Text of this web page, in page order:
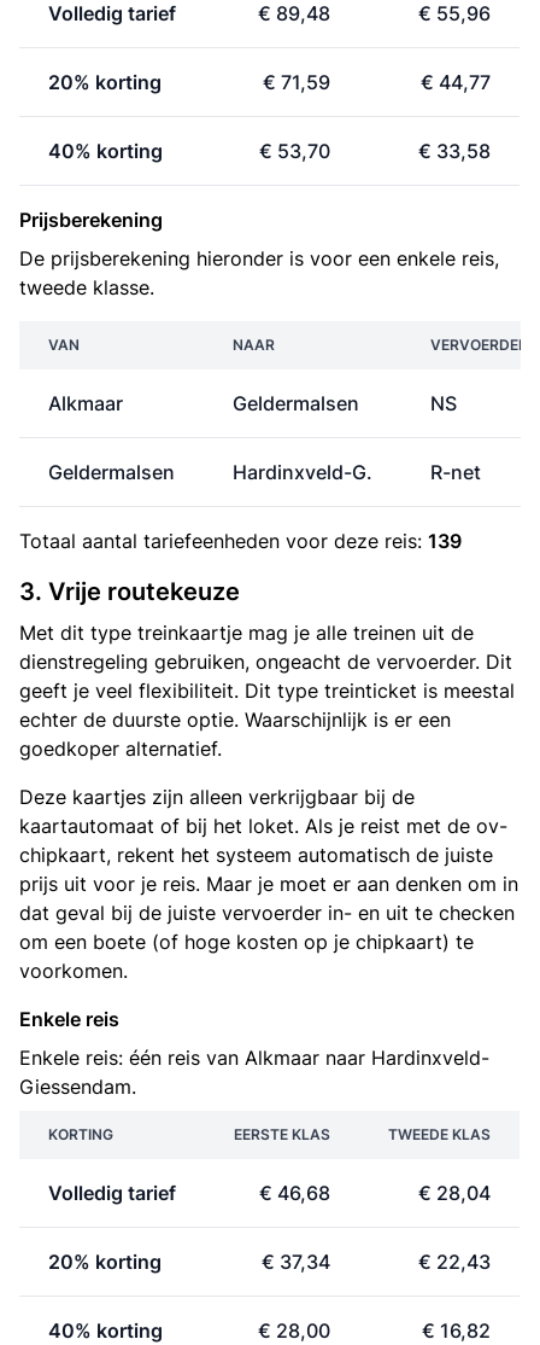
Volledig tarief € 89,48 € 55,96
20% korting € 71,59 € 44,77
40% korting € 53,70 € 33,58
Prijsberekening
De prijsberekening hieronder is voor een enkele reis,
tweede klasse.
VAN NAAR VERVOERDER
Alkmaar Geldermalsen NS
Geldermalsen Hardinxveld-G. R-net
Totaal aantal tariefeenheden voor deze reis: 139
3. Vrije routekeuze
Met dit type treinkaartje mag je alle treinen uit de
dienstregeling gebruiken, ongeacht de vervoerder. Dit
geeft je veel flexibiliteit. Dit type treinticket is meestal
echter de duurste optie. Waarschijnlijk is er een
goedkoper alternatief.
Deze kaartjes zijn alleen verkrijgbaar bij de
kaartautomaat of bij het loket. Als je reist met de ov-
chipkaart, rekent het systeem automatisch de juiste
prijs uit voor je reis. Maar je moet er aan denken om in
dat geval bij de juiste vervoerder in- en uit te checken
om een boete (of hoge kosten op je chipkaart) te
voorkomen.
Enkele reis
Enkele reis: één reis van Alkmaar naar Hardinxveld-
Giessendam.
KORTING EERSTE KLAS TWEEDE KLAS
Volledig tarief € 46,68 € 28,04
20% korting € 37,34 € 22,43
40% korting € 28,00 € 16,82